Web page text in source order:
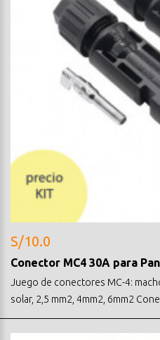
S/10.0
Conector MC4 30A para
Juego de conectores MC-4:
solar, 2,5 mm2, 4mm2, 6mm2